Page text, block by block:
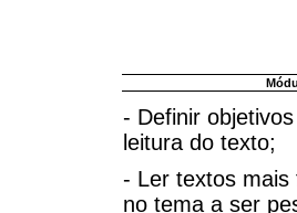
- Definir
leitura do texto;
- Ler textos mais
no tema a ser